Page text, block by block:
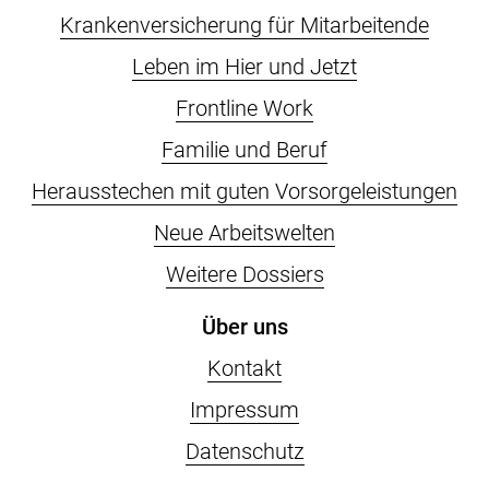
Krankenversicherung für Mitarbeitende
Leben im Hier und Jetzt
Frontline Work
Familie und Beruf
Herausstechen mit guten Vorsorgeleistungen
Neue Arbeitswelten
Weitere Dossiers
Über uns
Kontakt
Impressum
Datenschutz